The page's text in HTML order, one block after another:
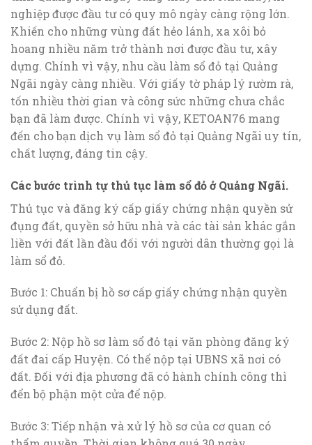
nghiệp được đầu tư có quy mô ngày càng rộng lớn.
Khiến cho những vùng đất hẻo lánh, xa xôi bỏ
hoang nhiều năm trở thành nơi được đầu tư, xây
dựng. Chính vì vậy, nhu cầu làm sổ đỏ tại Quảng
Ngãi ngày càng nhiều. Với giấy tờ pháp lý rườm rà,
tốn nhiều thời gian và công sức những chưa chắc
bạn đã làm được. Chính vì vậy, KETOAN76 mang
đến cho bạn dịch vụ làm sổ đỏ tại Quảng Ngãi uy tín,
chất lượng, đáng tin cậy.
Các bước trình tự thủ tục làm sổ đỏ ở Quảng Ngãi.
Thủ tục và đăng ký cấp giấy chứng nhận quyền sử
đụng đất, quyền sở hữu nhà và các tài sản khác gắn
liền với đất lần đầu đối với người dân thường gọi là
làm sổ đỏ.
Bước 1: Chuẩn bị hồ sơ cấp giấy chứng nhận quyền
sử dụng đất.
Bước 2: Nộp hồ sơ làm sổ đỏ tại văn phòng đăng ký
đất đai cấp Huyện. Có thể nộp tại UBNS xã nơi có
đất. Đối với địa phương đã có hành chính công thì
đển bộ phận một cửa để nộp.
Bước 3: Tiếp nhận và xử lý hồ sơ của cơ quan có